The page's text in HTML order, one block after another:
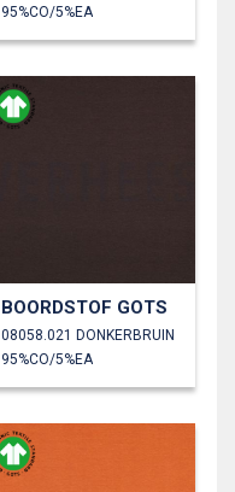
95%CO/5%EA
BOORDSTOF GOTS
08058.021 DONKERBRUIN
95%CO/5%EA